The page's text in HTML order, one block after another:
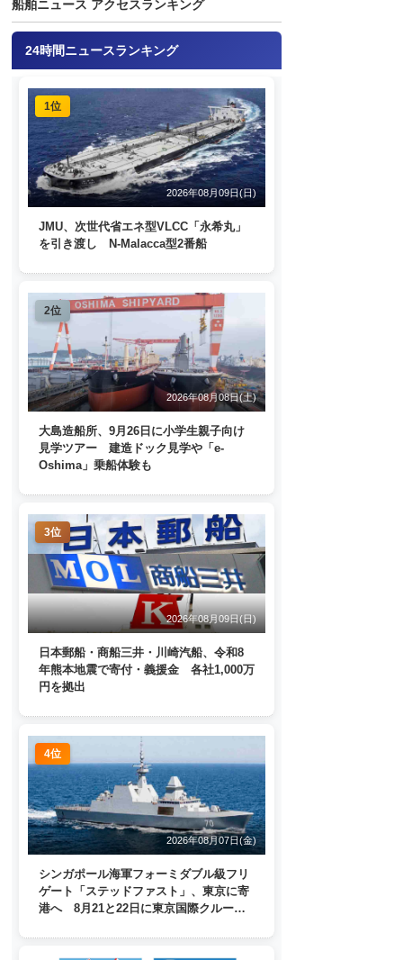
船舶ニュース アクセスランキング
24時間ニュースランキング
1位
2026年08月09日(日)
JMU、次世代省エネ型VLCC「永希丸」
を引き渡し N-Malacca型2番船
2位
2026年08月08日(土)
大島造船所、9月26日に小学生親子向け
見学ツアー 建造ドック見学や「e-
Oshima」乗船体験も
3位
2026年08月09日(日)
日本郵船・商船三井・川崎汽船、令和8
年熊本地震で寄付・義援金 各社1,000万
円を拠出
4位
2026年08月07日(金)
シンガポール海軍フォーミダブル級フリ
ゲート「ステッドファスト」、東京に寄
港へ 8月21と22日に東京国際クルーズ